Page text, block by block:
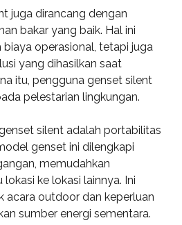
juga dirancang dengan
bakar yang baik. Hal ini
operasional, tetapi juga
yang dihasilkan saat
itu, pengguna genset silent
pelestarian lingkungan.
silent adalah portabilitas
genset ini dilengkapi
memudahkan
ke lokasi lainnya. Ini
acara outdoor dan keperluan
sumber energi sementara.